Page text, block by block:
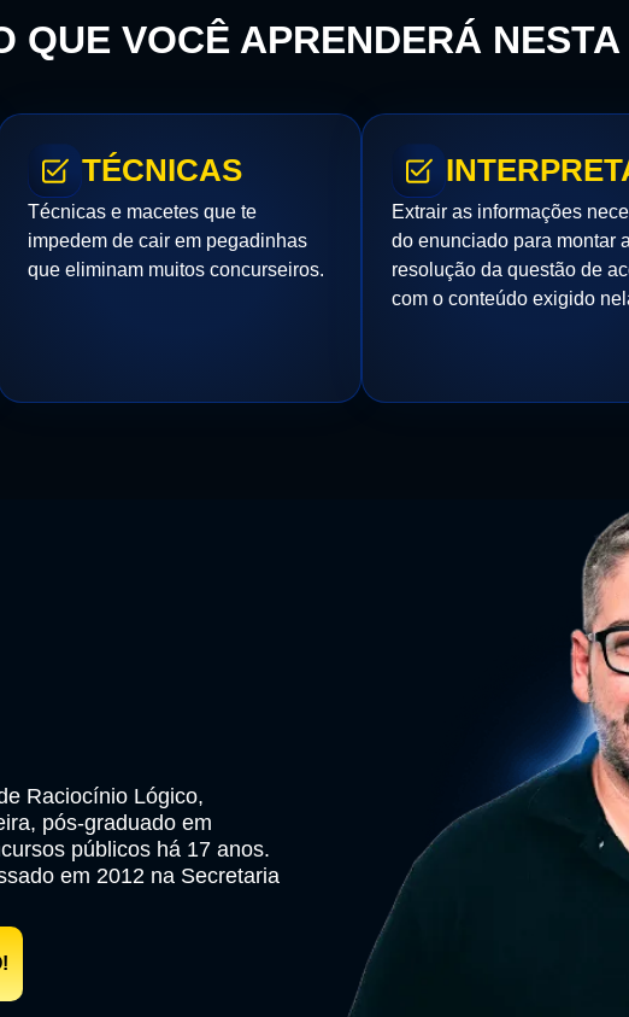
QUE VOCÊ APRENDERÁ
TÉCNICAS
Técnicas e macetes que te
impedem de cair em pegadinhas
que eliminam muitos concurseiros.
Extrair as informações
do enunciado para montar a
resolução da questão de
com o conteúdo exigido
Raciocínio Lógico,
pós-graduado em
públicos há 17 anos.
em 2012 na Secretaria